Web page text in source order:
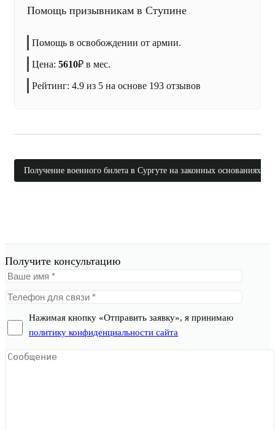
Помощь призывникам в Ступине
Помощь в освобождении от армии.
Цена: 5610₽ в мес.
Рейтинг: 4.9 из 5 на основе 193 отзывов
Получение военного билета в Сургуте на законных основаниях
Получите консультацию
Нажимая кнопку «Отправить заявку», я принимаю
политику конфиденциальности сайта